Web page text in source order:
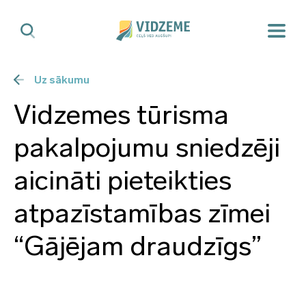
Uz sākumu
Vidzemes tūrisma
pakalpojumu sniedzēji
aicināti pieteikties
atpazīstamības zīmei
“Gājējam draudzīgs”